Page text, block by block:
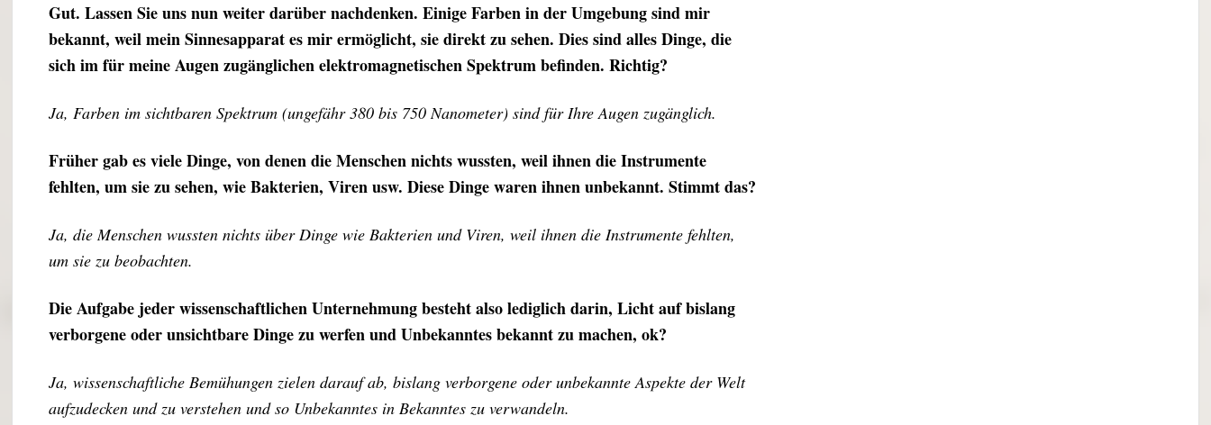
Gut. Lassen Sie uns nun weiter darüber nachdenken. Einige Farben in der Umgebung sind mir
bekannt, weil mein Sinnesapparat es mir ermöglicht, sie direkt zu sehen. Dies sind alles Dinge, die
sich im für meine Augen zugänglichen elektromagnetischen Spektrum befinden. Richtig?
Ja, Farben im sichtbaren Spektrum (ungefähr 380 bis 750 Nanometer) sind für Ihre Augen zugänglich.
Früher gab es viele Dinge, von denen die Menschen nichts wussten, weil ihnen die Instrumente
fehlten, um sie zu sehen, wie Bakterien, Viren usw. Diese Dinge waren ihnen unbekannt. Stimmt das?
Ja, die Menschen wussten nichts über Dinge wie Bakterien und Viren, weil ihnen die Instrumente fehlten,
um sie zu beobachten.
Die Aufgabe jeder wissenschaftlichen Unternehmung besteht also lediglich darin, Licht auf bislang
verborgene oder unsichtbare Dinge zu werfen und Unbekanntes bekannt zu machen, ok?
Ja, wissenschaftliche Bemühungen zielen darauf ab, bislang verborgene oder unbekannte Aspekte der Welt
aufzudecken und zu verstehen und so Unbekanntes in Bekanntes zu verwandeln.